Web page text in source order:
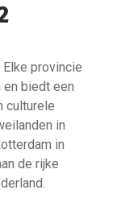
provincie
biedt een
culturele
in
in
de rijke